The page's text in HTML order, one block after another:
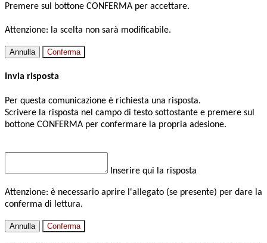
Premere sul bottone CONFERMA per accettare.
Attenzione: la scelta non sarà modificabile.
Annulla Conferma
Invia risposta
Per questa comunicazione è richiesta una risposta.
Scrivere la risposta nel campo di testo sottostante e premere sul
bottone CONFERMA per confermare la propria adesione.
Inserire qui la risposta
Attenzione: è necessario aprire l'allegato (se presente) per dare la
conferma di lettura.
Annulla Conferma